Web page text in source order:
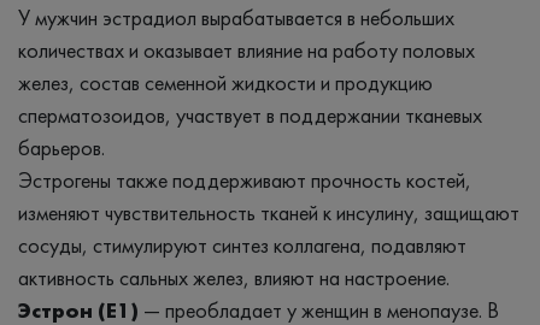
У мужчин эстрадиол вырабатывается в небольших
количествах и оказывает влияние на работу половых
желез, состав семенной жидкости и продукцию
сперматозоидов, участвует в поддержании тканевых
барьеров.
Эстрогены также поддерживают прочность костей,
изменяют чувствительность тканей к инсулину, защищают
сосуды, стимулируют синтез коллагена, подавляют
активность сальных желез, влияют на настроение.
Эстрон (E1) — преобладает у женщин в менопаузе. В